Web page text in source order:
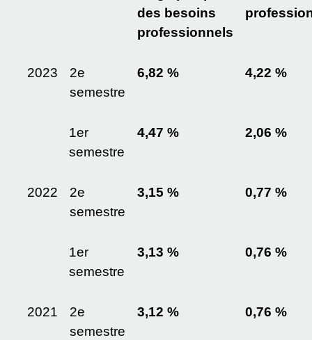
des besoins
professionnels
2023 2e
semestre
6,82 % 4,22 %
1er
semestre
4,47 % 2,06 %
2022 2e
semestre
3,15 % 0,77 %
1er
semestre
3,13 % 0,76 %
2021 2e
semestre
3,12 % 0,76 %